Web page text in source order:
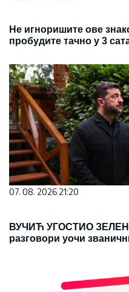
Не игноришите ове
пробудите тачно у 3
07. 08. 2026 21:20
ВУЧИЋ УГОСТИО
разговори уочи